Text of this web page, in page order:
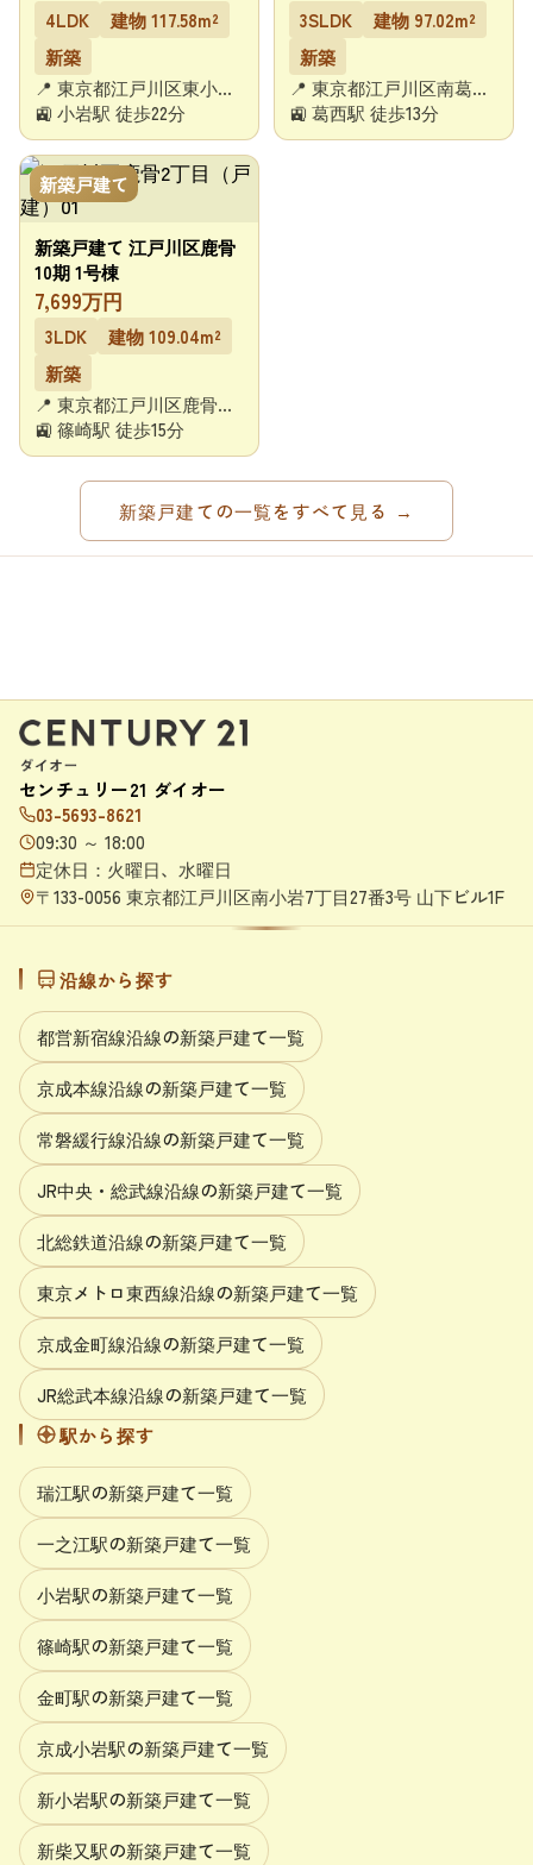
4LDK
建物 117.58m²
新築
📍 東京都江戸川区東小岩
１丁目
🚉 小岩駅 徒歩22分
3SLDK
建物 97.02m²
新築
📍 東京都江戸川区南葛西
２丁目
🚉 葛西駅 徒歩13分
新築戸建て
新築戸建て 江戸川区鹿骨
10期 1号棟
7,699万円
3LDK
建物 109.04m²
新築
📍 東京都江戸川区鹿骨２
丁目
🚉 篠崎駅 徒歩15分
新築戸建ての一覧をすべて見る →
センチュリー21 ダイオー
03-5693-8621
09:30 ～ 18:00
定休日：火曜日、水曜日
〒133-0056 東京都江戸川区南小岩7丁目27番3号 山下ビル1F
沿線から探す
都営新宿線沿線の新築戸建て一覧
京成本線沿線の新築戸建て一覧
常磐緩行線沿線の新築戸建て一覧
JR中央・総武線沿線の新築戸建て一覧
北総鉄道沿線の新築戸建て一覧
東京メトロ東西線沿線の新築戸建て一覧
京成金町線沿線の新築戸建て一覧
JR総武本線沿線の新築戸建て一覧
駅から探す
瑞江駅の新築戸建て一覧
一之江駅の新築戸建て一覧
小岩駅の新築戸建て一覧
篠崎駅の新築戸建て一覧
金町駅の新築戸建て一覧
京成小岩駅の新築戸建て一覧
新小岩駅の新築戸建て一覧
新柴又駅の新築戸建て一覧